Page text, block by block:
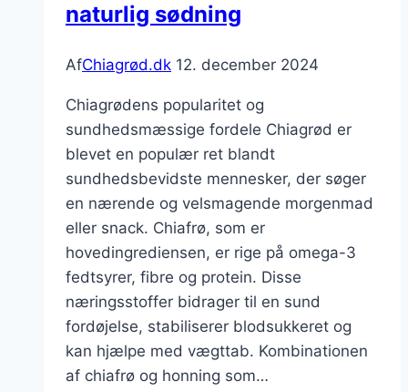
naturlig sødning
AfChiagrød.dk 12. december 2024
Chiagrødens popularitet og
sundhedsmæssige fordele Chiagrød er
blevet en populær ret blandt
sundhedsbevidste mennesker, der søger
en nærende og velsmagende morgenmad
eller snack. Chiafrø, som er
hovedingrediensen, er rige på omega-3
fedtsyrer, fibre og protein. Disse
næringsstoffer bidrager til en sund
fordøjelse, stabiliserer blodsukkeret og
kan hjælpe med vægttab. Kombinationen
af chiafrø og honning som…